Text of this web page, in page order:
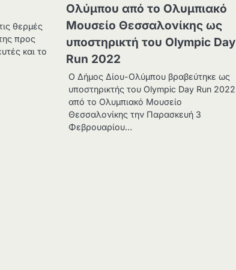
θερμές
προς
και το
Ολύμπου από το Ολυμπιακό
Μουσείο Θεσσαλονίκης ως
υποστηρικτή του Olympic Day
Run 2022
Ο Δήμος Δίου-Ολύμπου βραβεύτηκε ως
υποστηρικτής του Olympic Day Run 2022
από το Ολυμπιακό Μουσείο
Θεσσαλονίκης την Παρασκευή 3
Φεβρουαρίου…